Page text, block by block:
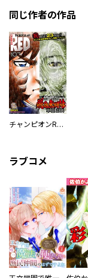
同じ作者の作品
チャンピオンRED
ラブコメ